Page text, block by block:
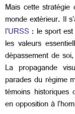
Mais cette
monde extérieur. Il
l'URSS : le sport
les valeurs
dépassement de
La propagande
parades du régime
témoins
en opposition à